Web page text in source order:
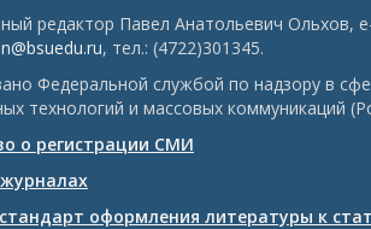
редактор Павел Анатольевич Ольхов,
, тел.: (4722)301345.
Федеральной службой по надзору в
технологий и массовых коммуникаций
о регистрации СМИ
оформления литературы к